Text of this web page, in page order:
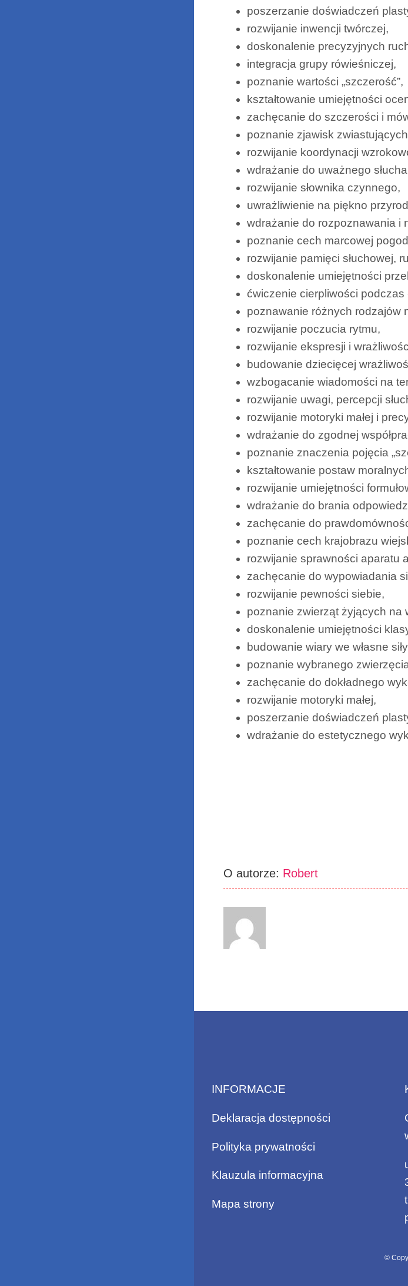
poszerzanie doświadczeń
rozwijanie inwencji twórczej,
doskonalenie precyzyjnych
integracja grupy rówieśniczej,
poznanie wartości „szczerość”,
kształtowanie umiejętności
zachęcanie do szczerości i
poznanie zjawisk
rozwijanie koordynacji
wdrażanie do uważnego
rozwijanie słownika czynnego,
uwrażliwienie na piękno
wdrażanie do rozpoznawania i
poznanie cech marcowej
rozwijanie pamięci słuchowej,
doskonalenie umiejętności
ćwiczenie cierpliwości
poznawanie różnych rodzajów
rozwijanie poczucia rytmu,
rozwijanie ekspresji i
budowanie dziecięcej
wzbogacanie wiadomości na
rozwijanie uwagi, percepcji
rozwijanie motoryki małej i
wdrażanie do zgodnej
poznanie znaczenia pojęcia
kształtowanie postaw
rozwijanie umiejętności
wdrażanie do brania
zachęcanie do
poznanie cech krajobrazu
rozwijanie sprawności aparatu
zachęcanie do wypowiadania
rozwijanie pewności siebie,
poznanie zwierząt żyjących na
doskonalenie umiejętności
budowanie wiary we własne
poznanie wybranego
zachęcanie do dokładnego
rozwijanie motoryki małej,
poszerzanie doświadczeń
wdrażanie do estetycznego
O autorze: Robert
INFORMACJE
Deklaracja dostępności
Polityka prywatności
Klauzula informacyjna
Mapa strony
©